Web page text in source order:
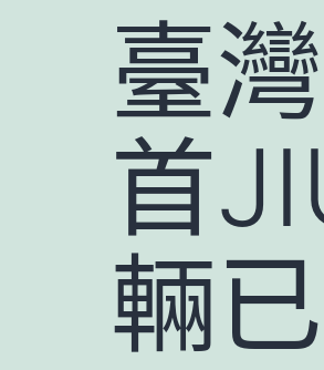
臺
首
輛